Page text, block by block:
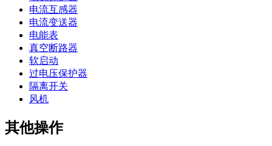
电流互感器
电流变送器
电能表
真空断路器
软启动
过电压保护器
隔离开关
风机
其他操作